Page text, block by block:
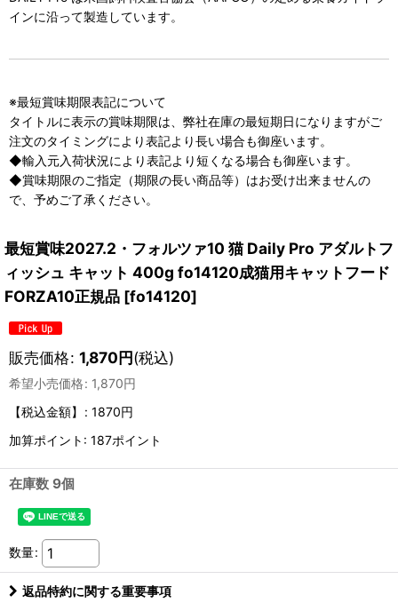
インに沿って製造しています。
※最短賞味期限表記について
タイトルに表示の賞味期限は、弊社在庫の最短期日になりますがご
注文のタイミングにより表記より長い場合も御座います。
◆輸入元入荷状況により表記より短くなる場合も御座います。
◆賞味期限のご指定（期限の長い商品等）はお受け出来ませんの
で、予めご了承ください。
最短賞味2027.2・フォルツァ10 猫 Daily Pro アダルトフ
ィッシュ キャット 400g fo14120成猫用キャットフード
FORZA10正規品 [fo14120]
販売価格: 1,870円(税込)
希望小売価格: 1,870円
【税込金額】
: 1870円
加算ポイント: 187ポイント
在庫数 9個
数量:
返品特約に関する重要事項